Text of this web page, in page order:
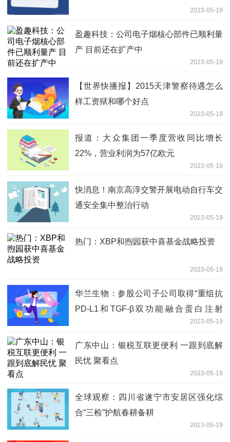
2023-05-19
盈趣科技：公司电子烟核心部件已顺利量
产 目前还在扩产中
2023-05-19
【世界快播报】2015天津警察待遇怎么
样工资狱和哪个好点
2023-05-19
报道：大众集团一季度营收同比增长
22%，营业利润为57亿欧元
2023-05-19
快消息！南京高淳交警开展电动自行车交
通安全集中整治行动
2023-05-19
热门：XBP和煦园获中喜基金战略投资
2023-05-19
华兰生物：参股公司子公司取得“重组抗
PD-L1和TGF-β双功能融合蛋白注射
液”药物临床试验批准通知书_天天聚看点
2023-05-19
广东中山：银税互联更便利 一跟到底解
民忧 聚看点
2023-05-19
全球观察：四川省遂宁市安居区强化综
合“三检”护航春耕备耕
2023-05-19